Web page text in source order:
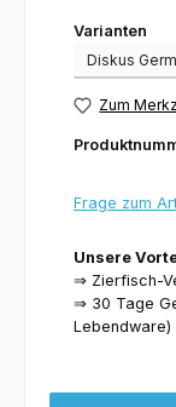
Varianten
Varianten
Zum
Frage zum
Unsere
⇒ Zierfisch-
⇒ 30 Tage
Lebendware)